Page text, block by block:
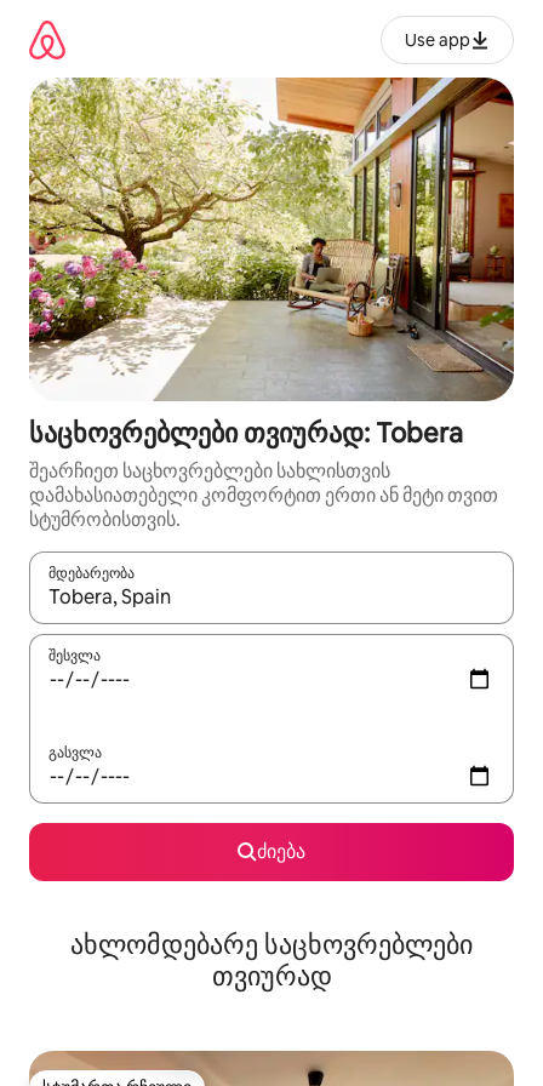
გადასვლა
Use app
საცხოვრებლები თვიურად: Tobera
შეარჩიეთ საცხოვრებლები სახლისთვის
დამახასიათებელი კომფორტით ერთი ან მეტი თვით
სტუმრობისთვის.
მდებარეობა
როცა შედეგები ხელმისაწვდომი გახდება, ნავიგაციისთვის
შესვლა
გასვლა
ძიება
ახლომდებარე საცხოვრებლები
თვიურად